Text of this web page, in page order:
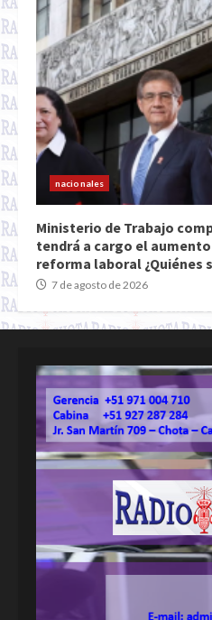
nacionales
Ministerio de Trabajo
tendrá a cargo el
reforma laboral ¿Quiénes
7 de agosto de 2026